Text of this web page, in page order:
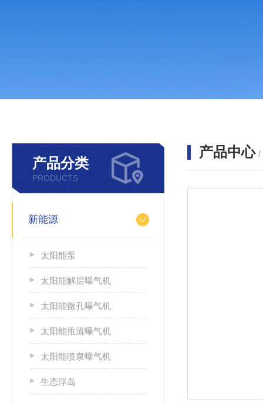
产品分类
PRODUCTS
新能源
太阳能泵
太阳能解层曝气机
太阳能微孔曝气机
太阳能推流曝气机
太阳能喷泉曝气机
生态浮岛
产品中心 /